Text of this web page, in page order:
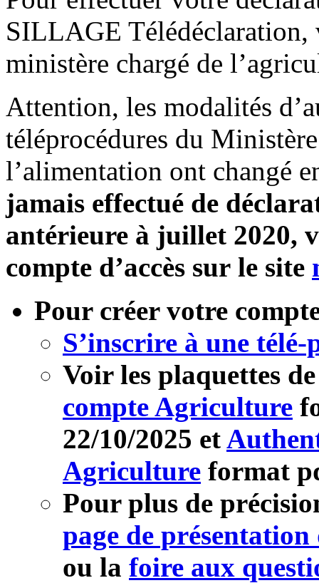
SILLAGE Télédéclaration,
ministère chargé de
Attention, les modalités
téléprocédures du
l’alimentation ont changé
jamais effectué de
antérieure à juillet 2020,
compte d’accès sur le site
Pour créer votre
S’inscrire à une
Voir les plaquettes
compte Agriculture
22/10/2025 et
Agriculture format
Pour plus de
page de
ou la foire aux